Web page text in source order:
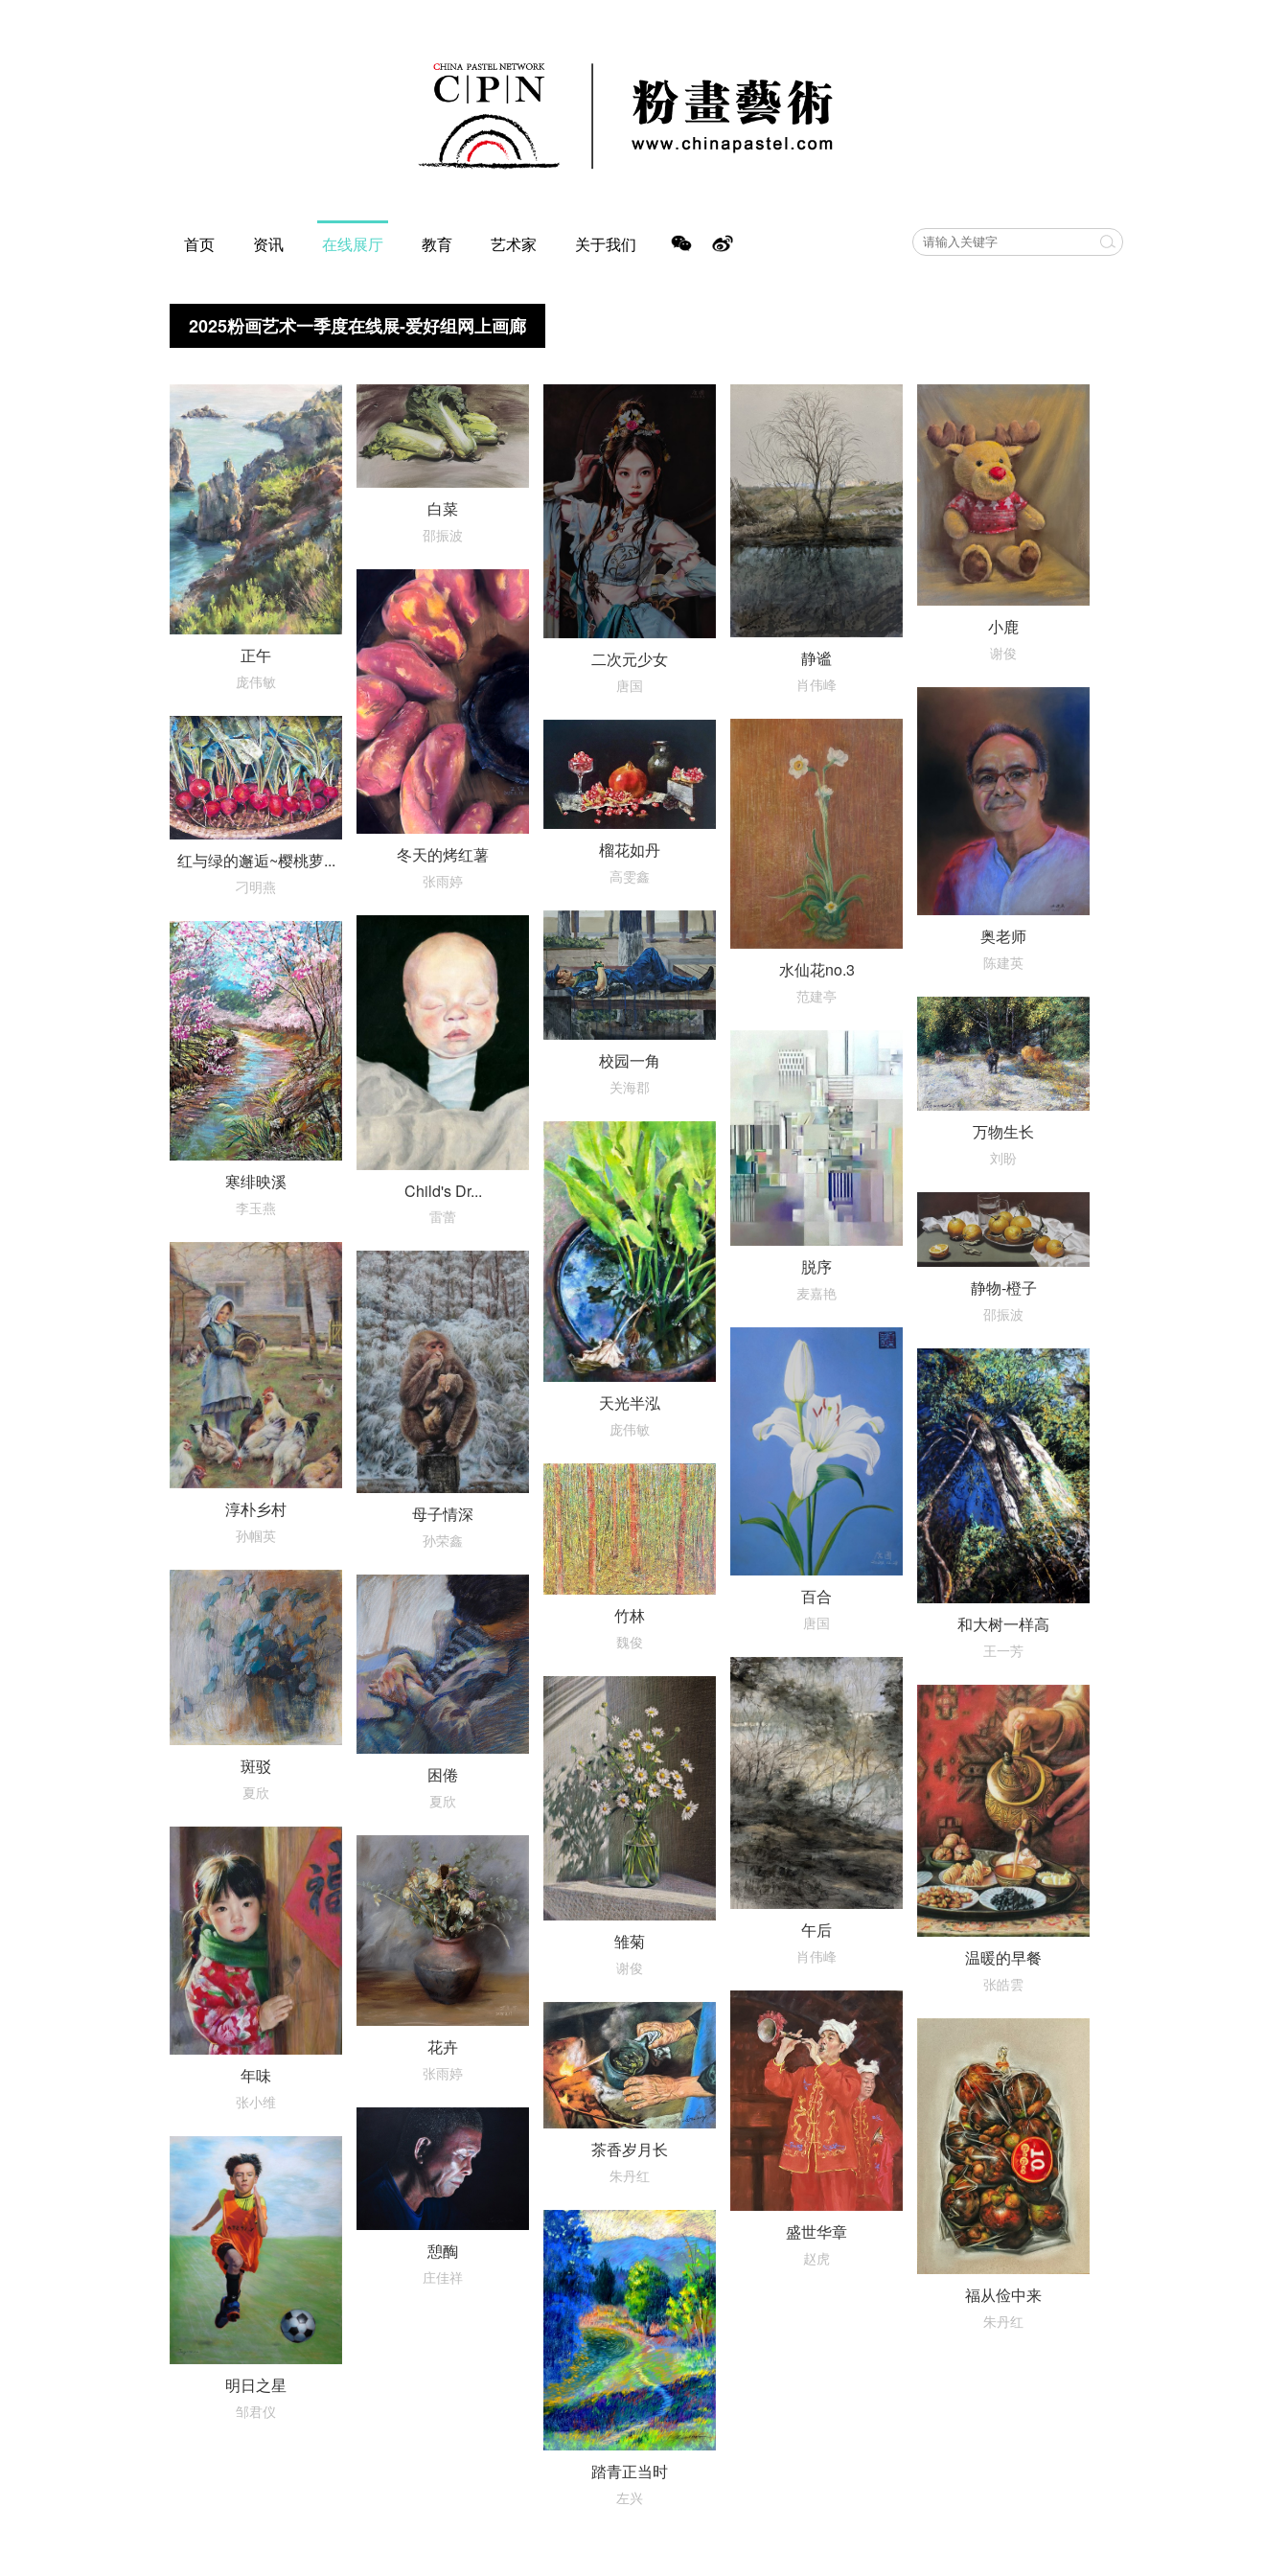
首页 资讯 在线展厅 教育 艺术家 关于我们
2025粉画艺术一季度在线展-爱好组网上画廊
正午
庞伟敏
白菜
邵振波
二次元少女
唐国
静谧
肖伟峰
小鹿
谢俊
冬天的烤红薯
张雨婷
奥老师
陈建英
红与绿的邂逅~樱桃萝...
刁明燕
水仙花no.3
范建亭
榴花如丹
高雯鑫
校园一角
关海郡
Child's Dr...
雷蕾
寒绯映溪
李玉燕
万物生长
刘盼
脱序
麦嘉艳
天光半泓
庞伟敏
静物-橙子
邵振波
淳朴乡村
孙帼英
母子情深
孙荣鑫
百合
唐国 和大树一样高
王一芳
竹林
魏俊
斑驳
夏欣
困倦
夏欣
午后
肖伟峰
雏菊
谢俊 温暖的早餐
张皓雲
年味
张小维
花卉
张雨婷
盛世华章
赵虎
茶香岁月长
朱丹红
福从俭中来
朱丹红
憩醄
庄佳祥
明日之星
邹君仪
踏青正当时
左兴